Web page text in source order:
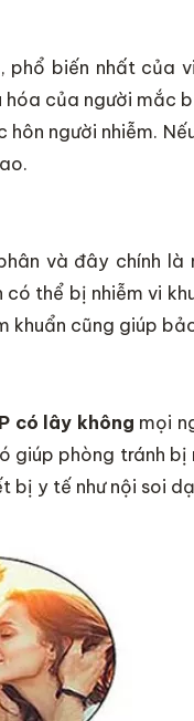
biến nhất của
của người mắc
người nhiễm.
và đây chính
thể bị nhiễm vi
khuẩn cũng giúp
có lây không mọi
phòng tránh bị
bị y tế như nội soi